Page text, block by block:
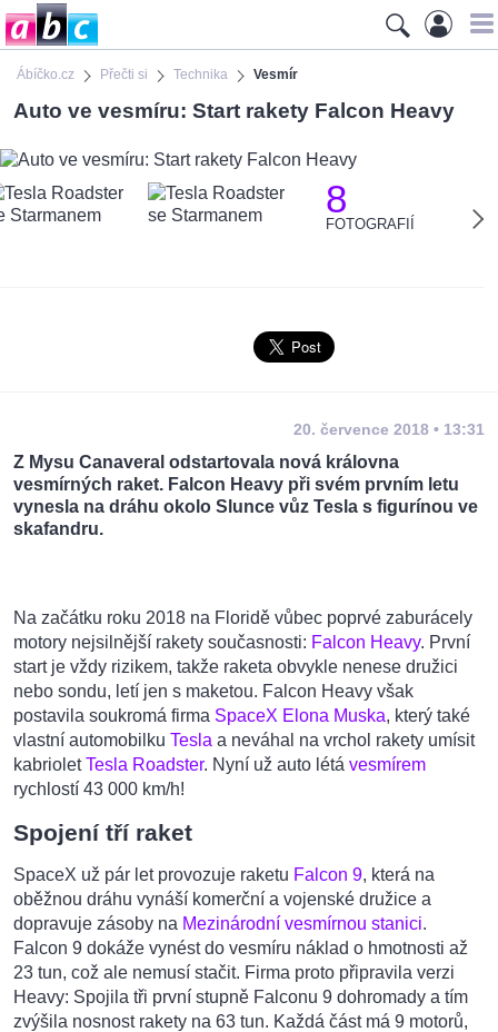
Ábíčko.cz Přečti si Technika Vesmír
Auto ve vesmíru: Start rakety Falcon Heavy
8
FOTOGRAFIÍ
20. července 2018 • 13:31
Z Mysu Canaveral odstartovala nová královna
vesmírných raket. Falcon Heavy při svém prvním letu
vynesla na dráhu okolo Slunce vůz Tesla s figurínou ve
skafandru.
Na začátku roku 2018 na Floridě vůbec poprvé zaburácely
motory nejsilnější rakety současnosti: Falcon Heavy. První
start je vždy rizikem, takže raketa obvykle nenese družici
nebo sondu, letí jen s maketou. Falcon Heavy však
postavila soukromá firma SpaceX Elona Muska, který také
vlastní automobilku Tesla a neváhal na vrchol rakety umísit
kabrioletTesla Roadster. Nyní už auto létá vesmírem
rychlostí 43 000 km/h!
Spojení tří raket
SpaceX už pár let provozuje raketu Falcon 9, která na
oběžnou dráhu vynáší komerční a vojenské družice a
dopravuje zásoby na Mezinárodní vesmírnou stanici.
Falcon 9 dokáže vynést do vesmíru náklad o hmotnosti až
23 tun, což ale nemusí stačit. Firma proto připravila verzi
Heavy: Spojila tři první stupně Falconu 9 dohromady a tím
zvýšila nosnost rakety na 63 tun. Každá část má 9 motorů,